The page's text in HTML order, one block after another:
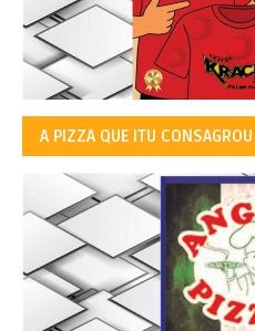
A PIZZA QUE ITU CONSAGROU